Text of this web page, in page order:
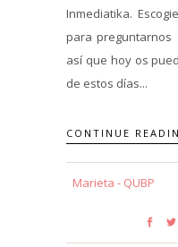
Inmediatika.
para preguntarnos
así que hoy os
de estos días...
CONTINUE
Marieta - QUBP